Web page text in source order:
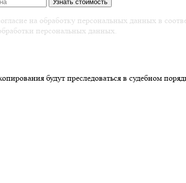
на обработку персональных данных в
персональных данных.
будут преследоваться в судебном